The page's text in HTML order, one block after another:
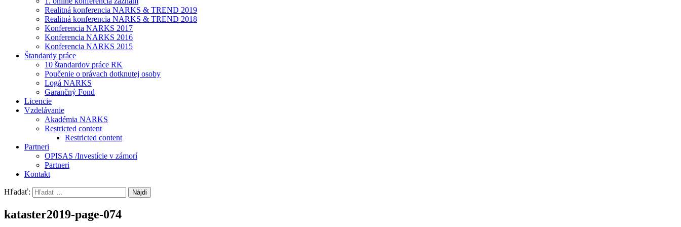
Realitná konferencia NARKS & TREND 2019
Realitná konferencia NARKS & TREND 2018
Konferencia NARKS 2017
Konferencia NARKS 2016
Konferencia NARKS 2015
Štandardy práce
10 štandardov práce RK
Poučenie o právach dotknutej osoby
Logá NARKS
Garančný Fond
Licencie
Vzdelávanie
Akadémia NARKS
Restricted content
Restricted content
Partneri
OPISAS /Investície v zámorí
Partneri
Kontakt
Hľadať:
kataster2019-page-074